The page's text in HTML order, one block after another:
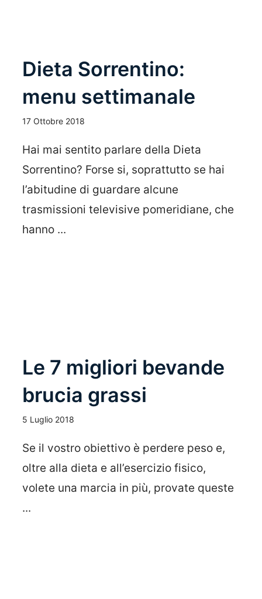
Dieta Sorrentino:
menu settimanale
17 Ottobre 2018
Hai mai sentito parlare della Dieta
Sorrentino? Forse si, soprattutto se hai
l’abitudine di guardare alcune
trasmissioni televisive pomeridiane, che
hanno ...
Le 7 migliori bevande
brucia grassi
5 Luglio 2018
Se il vostro obiettivo è perdere peso e,
oltre alla dieta e all’esercizio fisico,
volete una marcia in più, provate queste
...